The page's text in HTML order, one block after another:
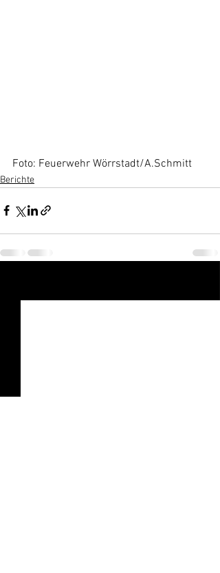
Foto: Feuerwehr Wörrstadt/A.Schmitt
Berichte